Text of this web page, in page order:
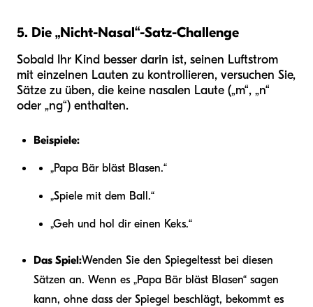
5. Die „Nicht-Nasal“-Satz-Challenge
Sobald Ihr Kind besser darin ist, seinen Luftstrom
mit einzelnen Lauten zu kontrollieren, versuchen Sie,
Sätze zu üben, die keine nasalen Laute („m“, „n“
oder „ng“) enthalten.
Beispiele:
„Papa Bär bläst Blasen.“
„Spiele mit dem Ball.“
„Geh und hol dir einen Keks.“
Das Spiel:Wenden Sie den Spiegeltesst bei diesen
Sätzen an. Wenn es „Papa Bär bläst Blasen“ sagen
kann, ohne dass der Spiegel beschlägt, bekommt es